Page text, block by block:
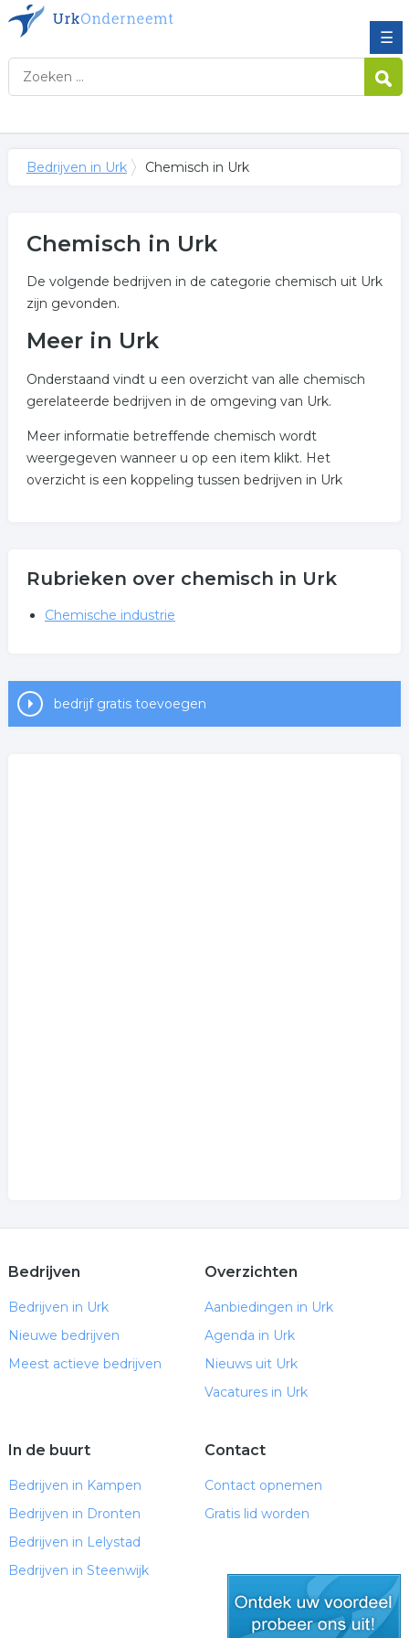
☰
Bedrijven in Urk Chemisch in Urk
Chemisch in Urk
De volgende bedrijven in de categorie chemisch uit Urk
zijn gevonden.
Meer in Urk
Onderstaand vindt u een overzicht van alle chemisch
gerelateerde bedrijven in de omgeving van Urk.
Meer informatie betreffende chemisch wordt
weergegeven wanneer u op een item klikt. Het
overzicht is een koppeling tussen bedrijven in Urk
Rubrieken over chemisch in Urk
Chemische industrie
bedrijf gratis toevoegen
Bedrijven
Bedrijven in Urk
Nieuwe bedrijven
Meest actieve bedrijven
Overzichten
Aanbiedingen in Urk
Agenda in Urk
Nieuws uit Urk
Vacatures in Urk
In de buurt
Bedrijven in Kampen
Bedrijven in Dronten
Bedrijven in Lelystad
Bedrijven in Steenwijk
Contact
Contact opnemen
Gratis lid worden